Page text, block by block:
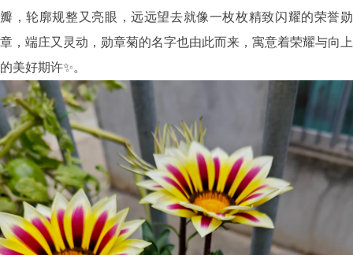
瓣，轮廓规整又亮眼，远远望去就像一枚枚精致闪耀的荣誉勋
章，端庄又灵动，勋章菊的名字也由此而来，寓意着荣耀与向上
的美好期许✨。